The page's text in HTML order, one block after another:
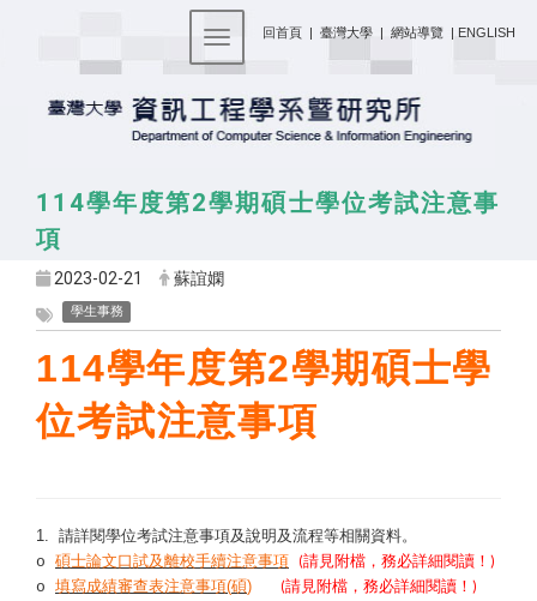
回首頁 | 臺灣大學 | 網站導覽 | ENGLISH
Toggle navigation
114學年度第2學期碩士學位考試注意事
項
2023-02-21 蘇誼嫻
學生事務
114學年度第2學期碩士學
位考試注意事項
1. 請詳閱學位考試注意事項及說明及流程等相關資料。
o 碩士論文口試及離校手續注意事項 (請見附檔，務必詳細閱讀！ )
o 填寫成績審查表注意事項(碩) (請見附檔，務必詳細閱讀！ )